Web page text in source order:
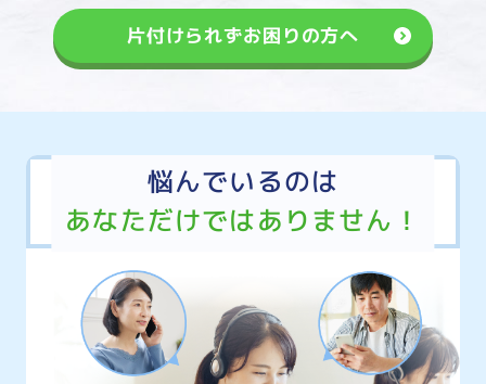
片付けられずお困りの方へ
悩んでいるのは
あなただけではありません！